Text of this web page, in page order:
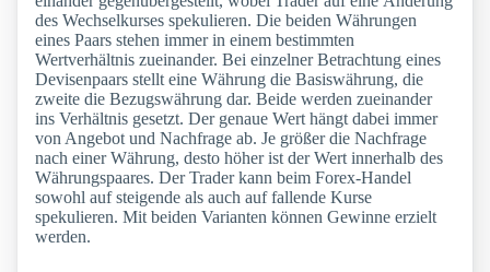
des Wechselkurses spekulieren. Die beiden Währungen
eines Paars stehen immer in einem bestimmten
Wertverhältnis zueinander. Bei einzelner Betrachtung eines
Devisenpaars stellt eine Währung die Basiswährung, die
zweite die Bezugswährung dar. Beide werden zueinander
ins Verhältnis gesetzt. Der genaue Wert hängt dabei immer
von Angebot und Nachfrage ab. Je größer die Nachfrage
nach einer Währung, desto höher ist der Wert innerhalb des
Währungspaares. Der Trader kann beim Forex-Handel
sowohl auf steigende als auch auf fallende Kurse
spekulieren. Mit beiden Varianten können Gewinne erzielt
werden.